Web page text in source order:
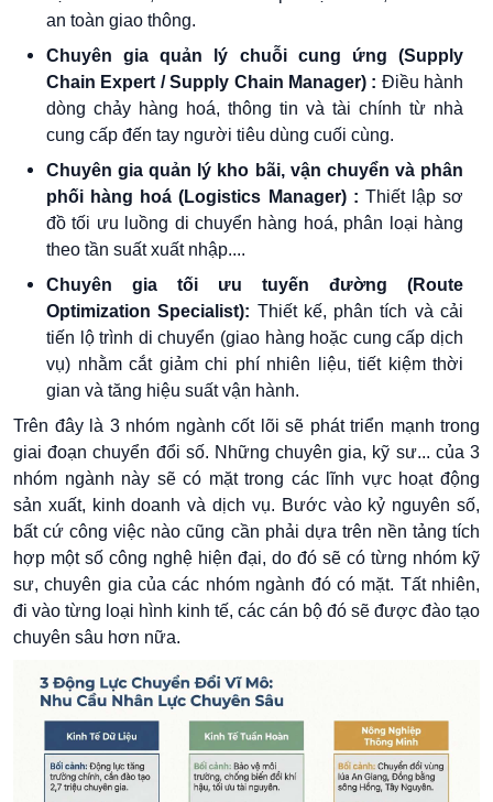
an toàn giao thông.
Chuyên gia quản lý chuỗi cung ứng (Supply
Chain Expert / Supply Chain Manager) : Điều hành
dòng chảy hàng hoá, thông tin và tài chính từ nhà
cung cấp đến tay người tiêu dùng cuối cùng.
Chuyên gia quản lý kho bãi, vận chuyển và phân
phối hàng hoá (Logistics Manager) : Thiết lập sơ
đồ tối ưu luồng di chuyển hàng hoá, phân loại hàng
theo tần suất xuất nhập....
Chuyên gia tối ưu tuyến đường (Route
Optimization Specialist): Thiết kế, phân tích và cải
tiến lộ trình di chuyển (giao hàng hoặc cung cấp dịch
vụ) nhằm cắt giảm chi phí nhiên liệu, tiết kiệm thời
gian và tăng hiệu suất vận hành.
Trên đây là 3 nhóm ngành cốt lõi sẽ phát triển mạnh trong
giai đoạn chuyển đổi số. Những chuyên gia, kỹ sư... của 3
nhóm ngành này sẽ có mặt trong các lĩnh vực hoạt động
sản xuất, kinh doanh và dịch vụ. Bước vào kỷ nguyên số,
bất cứ công việc nào cũng cần phải dựa trên nền tảng tích
hợp một số công nghệ hiện đại, do đó sẽ có từng nhóm kỹ
sư, chuyên gia của các nhóm ngành đó có mặt. Tất nhiên,
đi vào từng loại hình kinh tế, các cán bộ đó sẽ được đào tạo
chuyên sâu hơn nữa.